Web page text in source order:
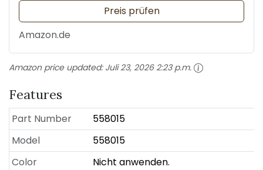
Preis prüfen
Amazon.de
Amazon price updated: Juli 23, 2026 2:23 p.m.
Features
Part Number
558015
Model
558015
Color
Nicht anwenden.